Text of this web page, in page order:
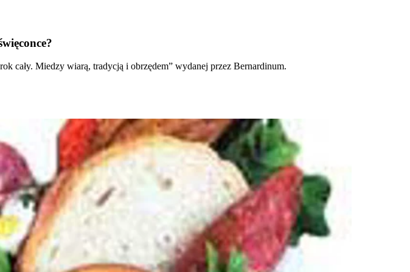
cały. Miedzy wiarą, tradycją i obrzędem” wydanej przez Bernardinum.